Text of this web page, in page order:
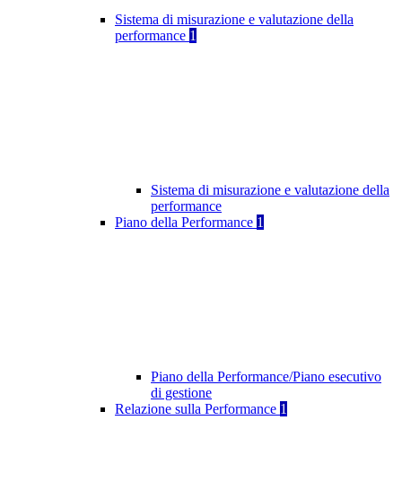
Sistema di misurazione e valutazione della
performance 1
Sistema di misurazione e valutazione della
performance
Piano della Performance 1
Piano della Performance/Piano esecutivo
di gestione
Relazione sulla Performance 1